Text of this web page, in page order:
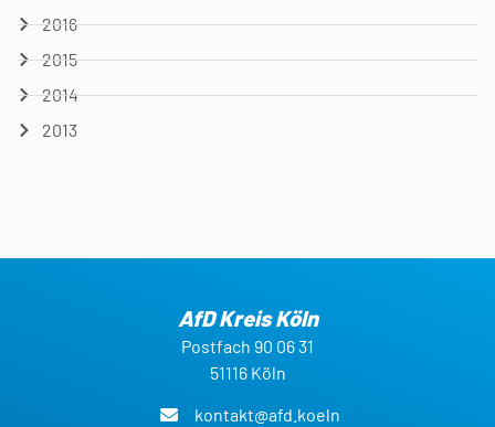
2016
2015
2014
2013
AfD Kreis Köln
Postfach 90 06 31
51116 Köln
kontakt@afd.koeln